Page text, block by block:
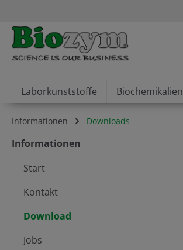
Laborkunststoffe Biochemikalien
Informationen Downloads
Informationen
Start
Kontakt
Download
Jobs